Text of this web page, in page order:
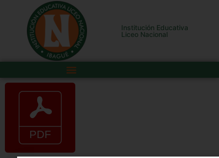
Institución Educativa
Liceo Nacional